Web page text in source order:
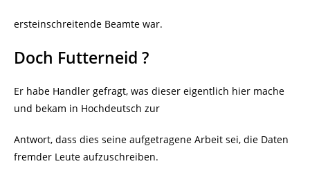
ersteinschreitende Beamte war.
Doch Futterneid ?
Er habe Handler gefragt, was dieser eigentlich hier mache
und bekam in Hochdeutsch zur
Antwort, dass dies seine aufgetragene Arbeit sei, die Daten
fremder Leute aufzuschreiben.